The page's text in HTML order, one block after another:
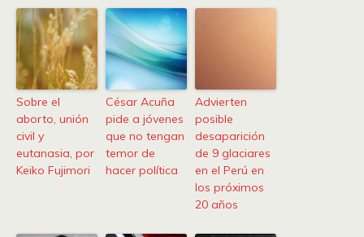
Sobre el
aborto, unión
civil y
eutanasia, por
Keiko Fujimori
César Acuña
pide a jóvenes
que no tengan
temor de
hacer política
Advierten
posible
desaparición
de 9 glaciares
en el Perú en
los próximos
20 años